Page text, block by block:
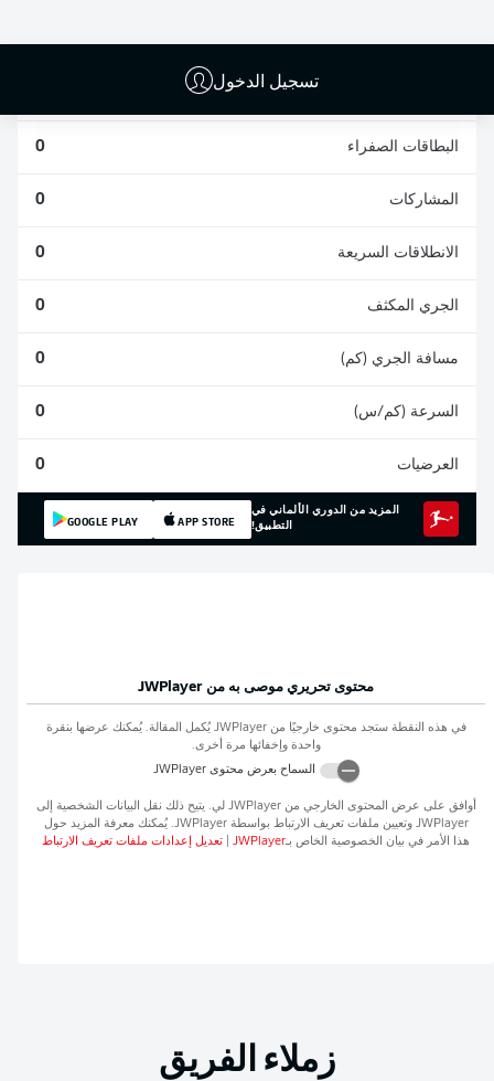
تسجيل الدخول
البطاقات الصفراء 0
المشاركات 0
الانطلاقات السريعة 0
الجري المكثف 0
مسافة الجري (كم) 0
السرعة (كم/س) 0
العرضيات 0
المزيد من الدوري الألماني في
التطبيق!
APP STORE
GOOGLE PLAY
محتوى تحريري موصى به من JWPlayer
في هذه النقطة ستجد محتوى خارجيًا منJWPlayer يُكمل المقالة. يُمكنك عرضها بنقرة
واحدة وإخفائها مرة أخرى.
السماح بعرض محتوىJWPlayer
أوافق على عرض المحتوى الخارجي منJWPlayer لي. يتيح ذلك نقل البيانات الشخصية إلى
JWPlayer وتعيين ملفات تعريف الارتباط بواسطةJWPlayer. يُمكنك معرفة المزيد حول
هذا الأمر في بيان الخصوصية الخاص بـJWPlayer تعديل إعدادات ملفات تعريف الارتباط
زملاء الفريق